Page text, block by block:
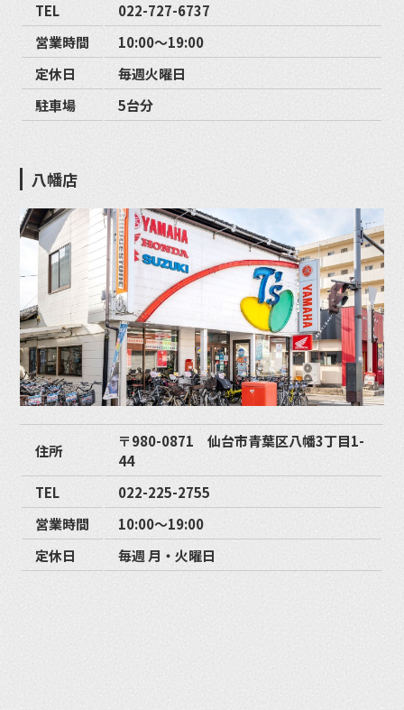
TEL
022-727-6737
営業時間
10:00〜19:00
定休日
毎週火曜日
駐車場
5台分
八幡店
住所
〒980-0871 仙台市青葉区八幡3丁目1-
44
TEL
022-225-2755
営業時間
10:00〜19:00
定休日
毎週 月・火曜日